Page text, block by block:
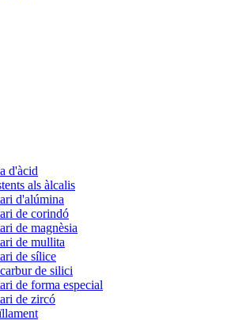
d'àcid
als àlcalis
d'alúmina
de corindó
de magnèsia
de mullita
de sílice
de silici
de forma especial
de zircó